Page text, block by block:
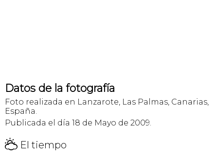
Datos de la fotografía
Foto realizada en Lanzarote, Las Palmas, Canarias,
España.
Publicada el día 18 de Mayo de 2009.
H El tiempo